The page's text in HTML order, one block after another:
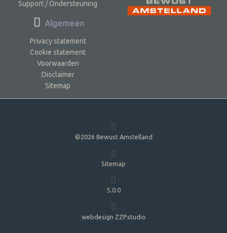
Support / Ondersteuning
Algemeen
Privacy statement
Cookie statement
Voorwaarden
Disclaimer
Sitemap
©2026 Bewust Amstelland
Sitemap
5.0.0
webdesign ZZPstudio